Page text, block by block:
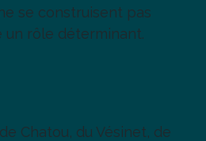
se construisent pas
un rôle déterminant.
Chatou, du Vésinet, de